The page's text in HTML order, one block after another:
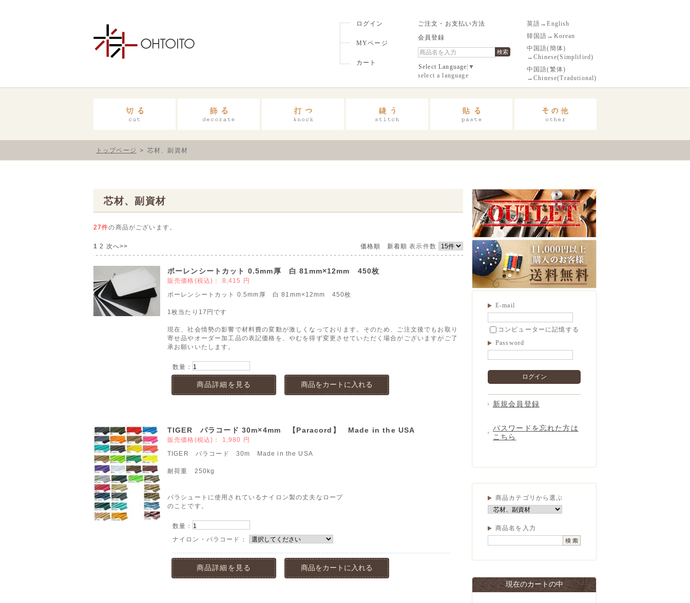
ログイン
MYページ
カート
ご注文・お支払い方法
会員登録
検索
Select Language ▼
select a language
英語→English
韓国語→Korean
中国語(簡体)
→Chinese(Simplified)
中国語(繁体)
→Chinese(Tradutional)
トップページ 芯材、副資材
芯材、副資材
27件の商品がございます。
価格順 新着順 表示件数
1 2 次へ>>
ポーレンシートカット 0.5mm厚 白 81mm×12mm 450枚
販売価格(税込)： 8,415 円
ポーレンシートカット 0.5mm厚 白 81mm×12mm 450枚
1枚当たり17円です
現在、社会情勢の影響で材料費の変動が激しくなっております。そのため、ご注文後でもお取り
寄せ品やオーダー加工品の表記価格を、やむを得ず変更させていただく場合がございますがご了
承お願いいたします。
数量：
商品詳細を見る 商品をカートに入れる
TIGER パラコード 30m×4mm 【Paracord】 Made in the USA
販売価格(税込)： 1,980 円
TIGER パラコード 30m Made in the USA
耐荷重 250kg
パラシュートに使用されているナイロン製の丈夫なロープ
のことです。
数量：
ナイロン・パラコード：
商品詳細を見る 商品をカートに入れる
E-mail
コンピューターに記憶する
Password
ログイン
新規会員登録
パスワードを忘れた方は
こちら
商品カテゴリから選ぶ
商品名を入力
現在のカートの中